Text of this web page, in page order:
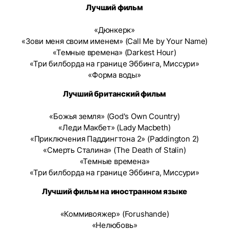
Лучший фильм
«Дюнкерк»
«Зови меня своим именем» (Call Me by Your Name)
«Темные времена» (Darkest Hour)
«Три билборда на границе Эббинга, Миссури»
«Форма воды»
Лучший британский фильм
«Божья земля» (God's Own Country)
«Леди Макбет» (Lady Macbeth)
«Приключения Паддингтона 2» (Paddington 2)
«Смерть Сталина» (The Death of Stalin)
«Темные времена»
«Три билборда на границе Эббинга, Миссури»
Лучший фильм на иностранном языке
«Коммивояжер» (Forushande)
«Нелюбовь»